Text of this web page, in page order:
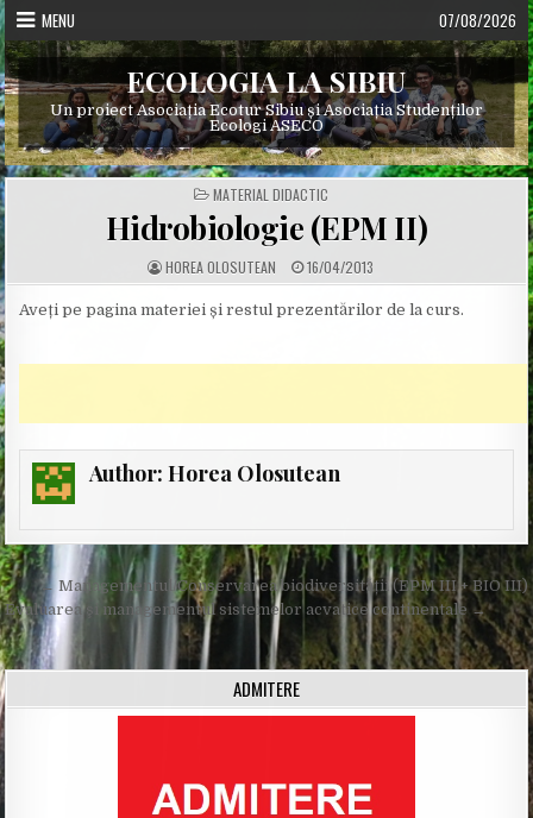
Skip
to
content
MENU 07/08/2026
ECOLOGIA LA SIBIU
Un proiect Asociația Ecotur Sibiu și Asociația Studenților
Ecologi ASECO
POSTED
IN
MATERIAL DIDACTIC
Hidrobiologie (EPM II)
A
U
H
HOREA OLOSUTEAN P
U
L
E
T
:
16/04/2013
Aveți pe pagina materiei și restul prezentărilor de la curs.
Author: Horea Olosutean
Post
navigation
← Managementul/Conservarea biodiversității (EPM III + BIO III)
Evaluarea şi managementul sistemelor acvatice continentale →
ADMITERE